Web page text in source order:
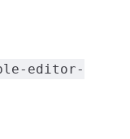
editor-